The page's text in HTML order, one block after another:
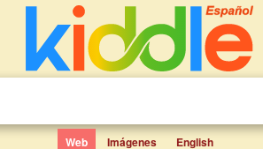
Web Imágenes English